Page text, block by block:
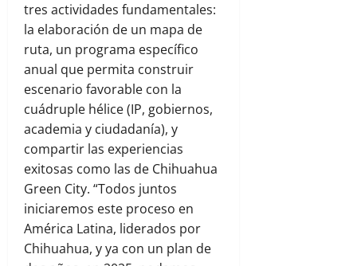
tres actividades fundamentales:
la elaboración de un mapa de
ruta, un programa específico
anual que permita construir
escenario favorable con la
cuádruple hélice (IP, gobiernos,
academia y ciudadanía), y
compartir las experiencias
exitosas como las de Chihuahua
Green City. “Todos juntos
iniciaremos este proceso en
América Latina, liderados por
Chihuahua, y ya con un plan de